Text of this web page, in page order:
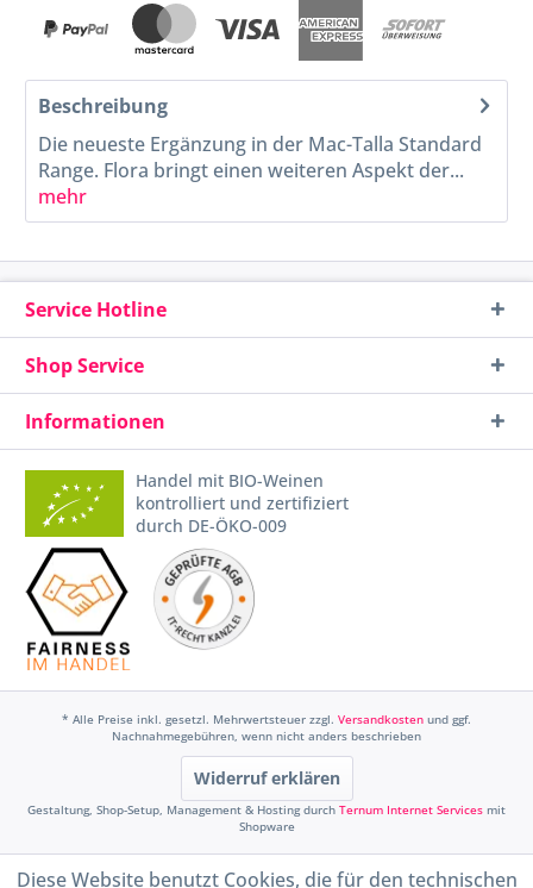
Beschreibung
Die neueste Ergänzung in der Mac-Talla Standard
Range. Flora bringt einen weiteren Aspekt der...
mehr
Service Hotline
Shop Service
Informationen
Handel mit BIO-Weinen
kontrolliert und zertifiziert
durch DE-ÖKO-009
* Alle Preise inkl. gesetzl. Mehrwertsteuer zzgl. Versandkosten und ggf.
Nachnahmegebühren, wenn nicht anders beschrieben
Widerruf erklären
Gestaltung, Shop-Setup, Management & Hosting durch Ternum Internet Services mit
Shopware
Diese Website benutzt Cookies, die für den technischen